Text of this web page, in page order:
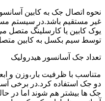
نحوه اتصال جک به کابین
غیر مستقیم باشد.در سیستم
یوک کابین یا کارسلینگ
توسط سیم بکسل به کابین
تعداد جک آسانسور هیدرولیک
متناسب با ظرفیت بار،وزن و
دو جک استفاده کرد.در برخی
جک ها بیشتر هم شوند اما در